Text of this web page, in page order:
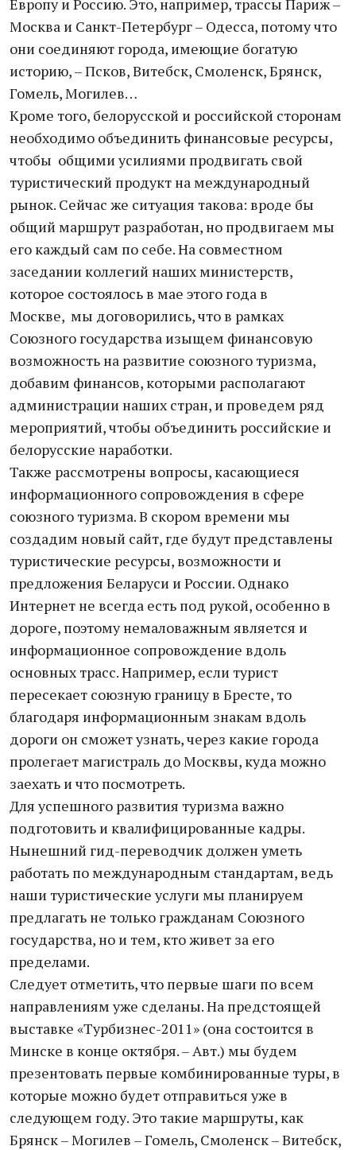
Европу и Россию. Это, например, трассы Париж –
Москва и Санкт-Петербург – Одесса, потому что
они соединяют города, имеющие богатую
историю, – Псков, Витебск, Смоленск, Брянск,
Гомель, Могилев…
Кроме того, белорусской и российской сторонам
необходимо объединить финансовые ресурсы,
чтобы общими усилиями продвигать свой
туристический продукт на международный
рынок. Сейчас же ситуация такова: вроде бы
общий маршрут разработан, но продвигаем мы
его каждый сам по себе. На совместном
заседании коллегий наших министерств,
которое состоялось в мае этого года в
Москве, мы договорились, что в рамках
Союзного государства изыщем финансовую
возможность на развитие союзного туризма,
добавим финансов, которыми располагают
администрации наших стран, и проведем ряд
мероприятий, чтобы объединить российские и
белорусские наработки.
Также рассмотрены вопросы, касающиеся
информационного сопровождения в сфере
союзного туризма. В скором времени мы
создадим новый сайт, где будут представлены
туристические ресурсы, возможности и
предложения Беларуси и России. Однако
Интернет не всегда есть под рукой, особенно в
дороге, поэтому немаловажным является и
информационное сопровождение вдоль
основных трасс. Например, если турист
пересекает союзную границу в Бресте, то
благодаря информационным знакам вдоль
дороги он сможет узнать, через какие города
пролегает магистраль до Москвы, куда можно
заехать и что посмотреть.
Для успешного развития туризма важно
подготовить и квалифицированные кадры.
Нынешний гид-переводчик должен уметь
работать по международным стандартам, ведь
наши туристические услуги мы планируем
предлагать не только гражданам Союзного
государства, но и тем, кто живет за его
пределами.
Следует отметить, что первые шаги по всем
направлениям уже сделаны. На предстоящей
выставке «Турбизнес-2011» (она состоится в
Минске в конце октября. – Авт.) мы будем
презентовать первые комбинированные туры, в
которые можно будет отправиться уже в
следующем году. Это такие маршруты, как
Брянск – Могилев – Гомель, Смоленск – Витебск,